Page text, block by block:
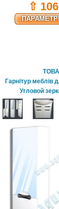
⇧
Гарнітур меблів
Угловой